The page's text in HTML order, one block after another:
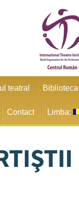
teatral
Contact Limba: